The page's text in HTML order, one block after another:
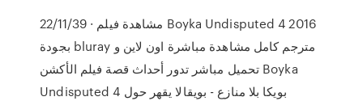
22/11/39 · مشاهدة فيلم Boyka Undisputed 4 2016
بجودة bluray مترجم كامل مشاهدة مباشرة اون لاين و
تحميل مباشر تدور أحداث قصة فيلم الأكشن Boyka
Undisputed 4 بويكا بلا منازع - بويقالا يقهر حول